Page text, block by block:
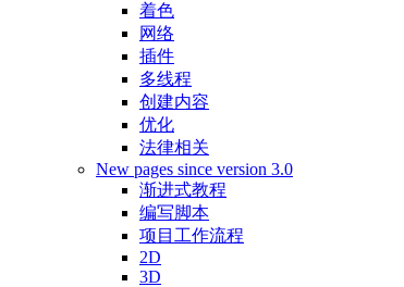
着色
网络
插件
多线程
创建内容
优化
法律相关
New pages since version 3.0
渐进式教程
编写脚本
项目工作流程
2D
3D